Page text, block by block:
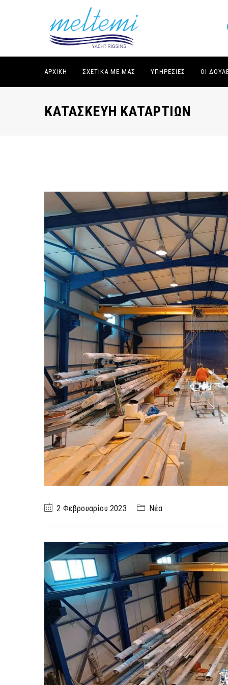
ΑΡΧΙΚΉ ΣΧΕΤΙΚΆ ΜΕ ΜΑΣ ΥΠΗΡΕΣΊΕΣ ΟΙ
ΚΑΤΑΣΚΕΥΉ ΚΑΤΑΡΤΙΏΝ
2 Φεβρουαρίου 2023 Νέα